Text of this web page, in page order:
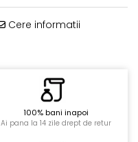
Cere informatii
100% bani inapoi
Ai pana la 14 zile drept de retur